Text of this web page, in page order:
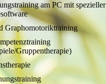
am PC mit spezieller
Graphomotoriktraining
Gruppentherapie)